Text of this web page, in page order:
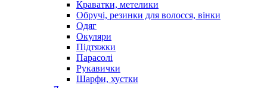
Краватки, метелики
Обручі, резинки для волосся, вінки
Одяг
Окуляри
Підтяжки
Парасолі
Рукавички
Шарфи, хустки